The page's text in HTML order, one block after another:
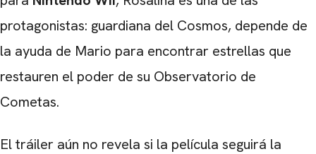
protagonistas: guardiana del Cosmos, depende de
la ayuda de Mario para encontrar estrellas que
restauren el poder de su Observatorio de
Cometas.
El tráiler aún no revela si la película seguirá la